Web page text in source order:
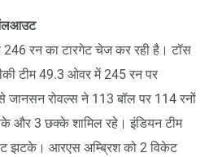
रन का टारगेट चेज कर रही है। टॉस
टीम 49.3 ओवर में 245 रन पर
रोवल्स ने 113 बॉल पर 114 रनों
और 3 छक्के शामिल रहे। इंडियन टीम
झटके। आरएस अम्ब्रिश को 2 विकेट